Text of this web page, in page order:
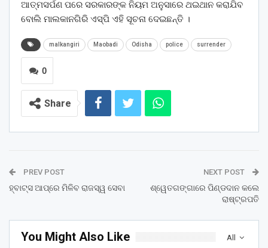
ଆତ୍ମସର୍ପଣ ପରେ ସରକାରଙ୍କ ନିୟମ ଅନୁସାରେ ଥଇଥାନ କରାଯିବ
ବୋଲି ମାଲକାନଗିରି ଏସ୍ପି ଏହି ସୂଚନା ଦେଇଛନ୍ତି ।
malkangiri Maobadi Odisha police surrender
0
Share
PREV POST
ହ୍ବାଟ୍‌ସ ଆପ୍‌ରେ ମିଳିବ ରାଜସ୍ୱ ସେବା
NEXT POST
ଶ୍ୱେତଗଙ୍ଗାରେ ପିଣ୍ଡଦାନ କଲେ
ରାଷ୍ଟ୍ରପତି
All
You Might Also Like